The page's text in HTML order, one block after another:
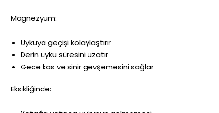
Magnezyum:
Uykuya geçişi kolaylaştırır
Derin uyku süresini uzatır
Gece kas ve sinir gevşemesini sağlar
Eksikliğinde: